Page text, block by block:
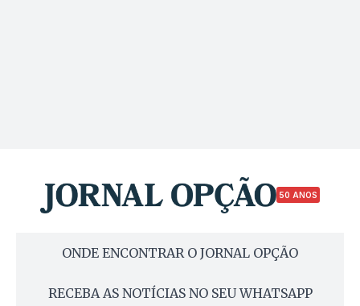
50 ANOS
ONDE ENCONTRAR O JORNAL OPÇÃO
RECEBA AS NOTÍCIAS NO SEU WHATSAPP